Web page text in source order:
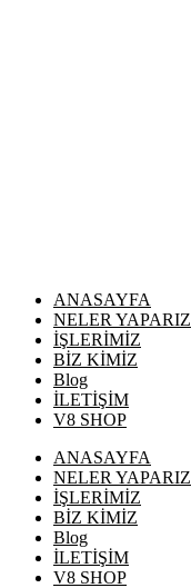
ANASAYFA
NELER YAPARIZ
İŞLERİMİZ
BİZ KİMİZ
Blog
İLETİŞİM
V8 SHOP
ANASAYFA
NELER YAPARIZ
İŞLERİMİZ
BİZ KİMİZ
Blog
İLETİŞİM
V8 SHOP